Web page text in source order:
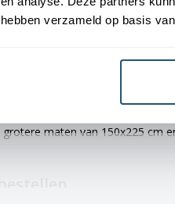
verzameld op basis
afmetingen: 40x60 cm,
is er altijd een geschikte
de vlaggen voorzien van
cm, 70x100 cm en
maten van 150x225 cm